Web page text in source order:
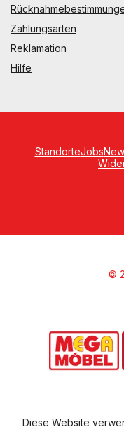
Zahlungsarten
Reklamation
Hilfe
StandorteJobs
©
Diese Website